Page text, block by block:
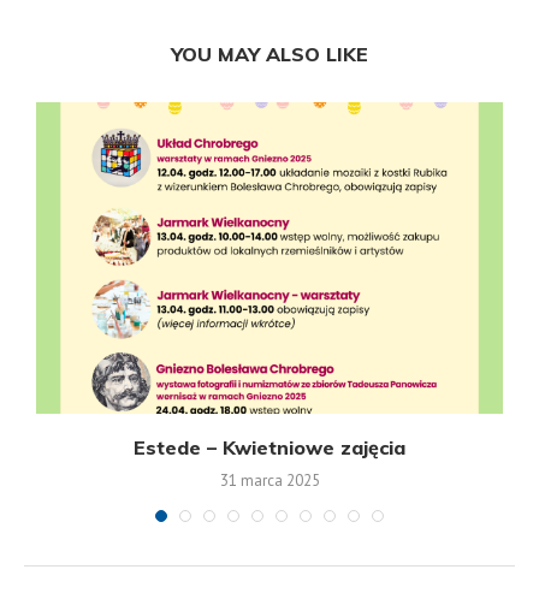
YOU MAY ALSO LIKE
Estede – Kwietniowe zajęcia
31 marca 2025